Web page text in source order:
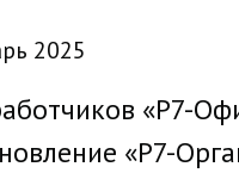
2025
«Р7-
«Р7-